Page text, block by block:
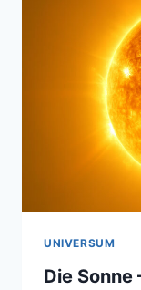
UNIVERSUM
Die Sonne